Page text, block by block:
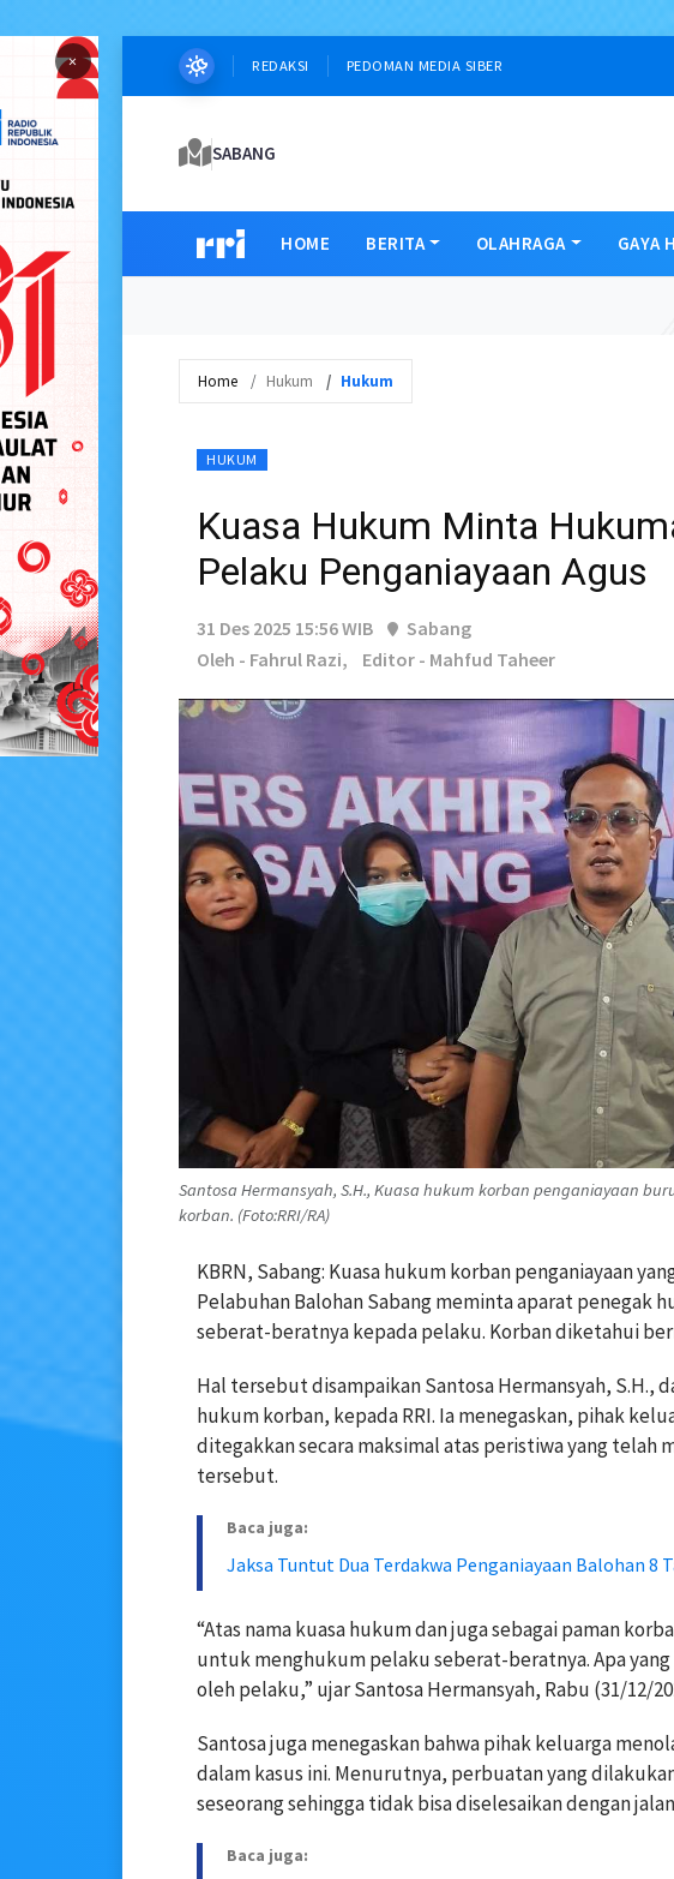
× REDAKSI PEDOMAN MEDIA SIBER
SABANG
HOME BERITA OLAHRAGA GAYA
Home Hukum Hukum
HUKUM
Kuasa Hukum Minta
Pelaku Penganiayaan Agus
31 Des 2025 15:56 WIB
Sabang
Oleh - Fahrul Razi,
Editor - Mahfud Taheer
Santosa Hermansyah, S.H., Kuasa hukum korban penganiayaan
korban. (Foto:RRI/RA)
KBRN, Sabang: Kuasa hukum korban penganiayaan
Pelabuhan Balohan Sabang meminta aparat penegak
seberat-beratnya kepada pelaku. Korban diketahui
Hal tersebut disampaikan Santosa Hermansyah, S.H.,
hukum korban, kepada RRI. Ia menegaskan, pihak
ditegakkan secara maksimal atas peristiwa yang telah
tersebut.
Baca juga:
Jaksa Tuntut Dua Terdakwa Penganiayaan Balohan 8
“Atas nama kuasa hukum dan juga sebagai paman
untuk menghukum pelaku seberat-beratnya. Apa yang
oleh pelaku,” ujar Santosa Hermansyah, Rabu (31/12/
Santosa juga menegaskan bahwa pihak keluarga
dalam kasus ini. Menurutnya, perbuatan yang
seseorang sehingga tidak bisa diselesaikan dengan
Baca juga: